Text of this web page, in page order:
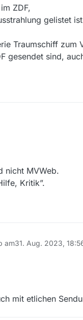
ZDF,
gelistet
Traumschiff zum
gesendet sind,
Woran liegt das, dass
nicht MVWeb.
Kritik”.
am31. Aug. 2023,
gelistet ist.
mit etlichen